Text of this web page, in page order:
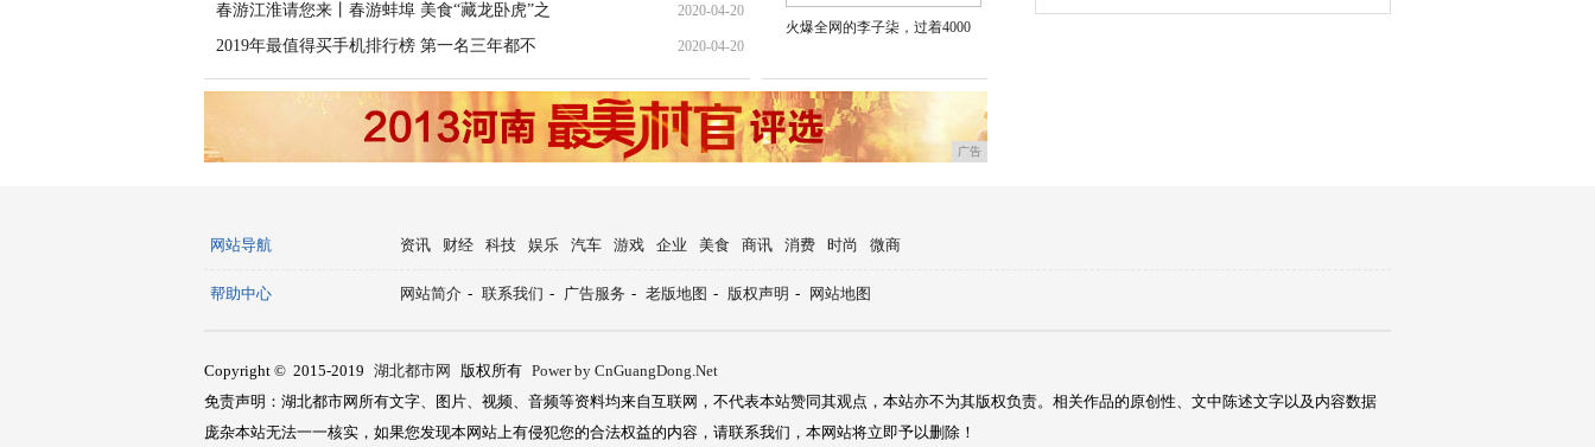
春游江淮请您来丨春游蚌埠 美食“藏龙卧虎”之 2020-04-20
2019年最值得买手机排行榜 第一名三年都不 2020-04-20
火爆全网的李子柒，过着4000
广告
网站导航 资讯 财经 科技 娱乐 汽车 游戏 企业 美食 商讯 消费 时尚 微商
帮助中心 网站简介 - 联系我们 - 广告服务 - 老版地图 - 版权声明 - 网站地图
Copyright © 2015-2019 湖北都市网 版权所有 Power by CnGuangDong.Net
免责声明：湖北都市网所有文字、图片、视频、音频等资料均来自互联网，不代表本站赞同其观点，本站亦不为其版权负责。相关作品的原创性、文中陈述文字以及内容数据
庞杂本站无法一一核实，如果您发现本网站上有侵犯您的合法权益的内容，请联系我们，本网站将立即予以删除！